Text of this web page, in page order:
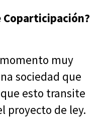
Coparticipación?
muy
sociedad que
esto transite
proyecto de ley.